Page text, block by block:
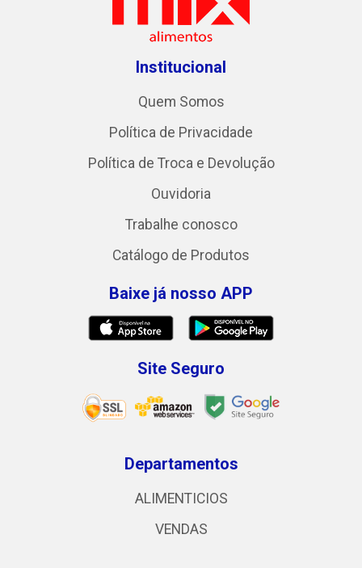
Institucional
Quem Somos
Política de Privacidade
Política de Troca e Devolução
Ouvidoria
Trabalhe conosco
Catálogo de Produtos
Baixe já nosso APP
Site Seguro
Departamentos
ALIMENTICIOS
VENDAS